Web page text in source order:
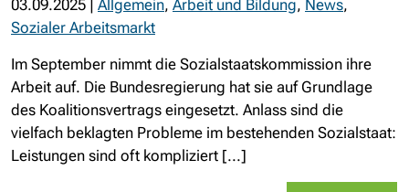
03.09.2025 | Allgemein, Arbeit und Bildung, News,
Sozialer Arbeitsmarkt
Im September nimmt die Sozialstaatskommission ihre
Arbeit auf. Die Bundesregierung hat sie auf Grundlage
des Koalitionsvertrags eingesetzt. Anlass sind die
vielfach beklagten Probleme im bestehenden Sozialstaat:
Leistungen sind oft kompliziert [...]